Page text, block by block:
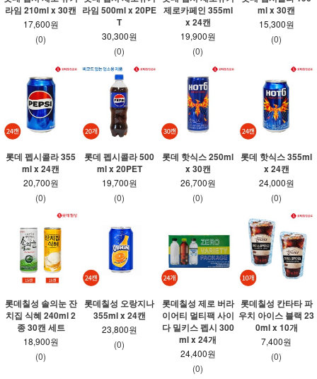
라임 210ml x 30캔
17,600원
(0)
라임 500ml x 20PE
T
30,300원
(0)
제로카페인 355ml
x 24캔
19,900원
(0)
ml x 30캔
15,300원
(0)
롯데 펩시콜라 355
ml x 24캔
20,700원
(0)
롯데 펩시콜라 500
ml x 20PET
19,700원
(0)
롯데 핫식스 250ml
x 30캔
26,700원
(0)
롯데 핫식스 355ml
x 24캔
24,000원
(0)
롯데칠성 솔의눈 잔
치집 식혜 240ml 2
종 30캔 세트
18,900원
(0)
롯데칠성 오랑지나
355ml x 24캔
23,800원
(0)
롯데칠성 제로 버라
이어티 멀티팩 사이
다 밀키스 펩시 300
ml x 24개
24,400원
(0)
롯데칠성 칸타타 파
우치 아이스 블랙 23
0ml x 10개
7,400원
(0)